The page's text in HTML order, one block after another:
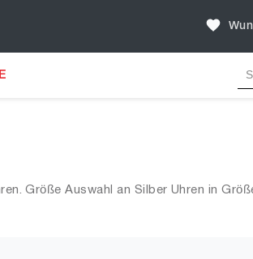
Größe Auswahl an Silber Uhren in